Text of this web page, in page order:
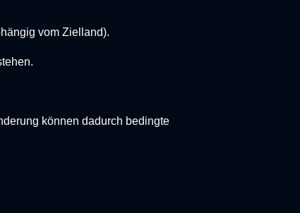
vom Zielland).
können dadurch bedingte